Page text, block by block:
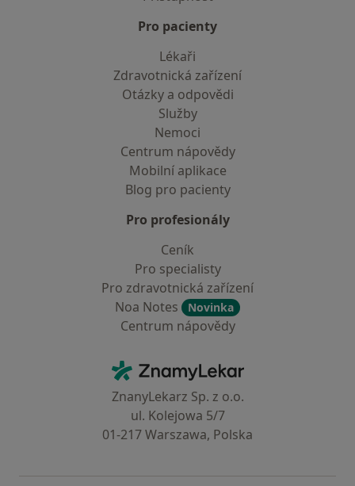
Pro pacienty
Lékaři
Zdravotnická zařízení
Otázky a odpovědi
Služby
Nemoci
Centrum nápovědy
Mobilní aplikace
Blog pro pacienty
Pro profesionály
Ceník
Pro specialisty
Pro zdravotnická zařízení
Noa Notes
Novinka
Centrum nápovědy
ZnamyLekar - Hlavní stránka
ZnanyLekarz Sp. z o.o.
ul. Kolejowa 5/7
01-217 Warszawa, Polska